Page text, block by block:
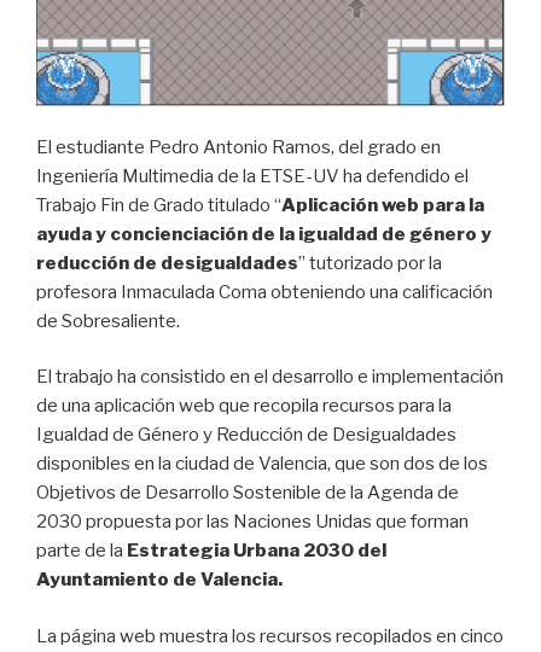
El estudiante Pedro Antonio Ramos, del grado en
Ingeniería Multimedia de la ETSE-UV ha defendido el
Trabajo Fin de Grado titulado “Aplicación web para la
ayuda y concienciación de la igualdad de género y
reducción de desigualdades” tutorizado por la
profesora Inmaculada Coma obteniendo una calificación
de Sobresaliente.
El trabajo ha consistido en el desarrollo e implementación
de una aplicación web que recopila recursos para la
Igualdad de Género y Reducción de Desigualdades
disponibles en la ciudad de Valencia, que son dos de los
Objetivos de Desarrollo Sostenible de la Agenda de
2030 propuesta por las Naciones Unidas que forman
parte de la Estrategia Urbana 2030 del
Ayuntamiento de Valencia.
La página web muestra los recursos recopilados en cinco